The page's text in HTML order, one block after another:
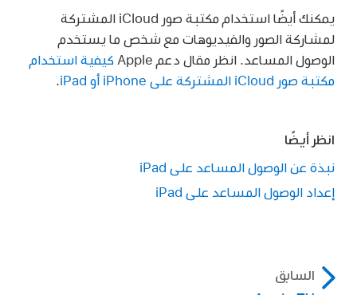
يمكنك أيضًا استخدام مكتبة صور iCloud المشتركة
لمشاركة الصور والفيديوهات مع شخص ما يستخدم
الوصول المساعد. انظر مقال دعم Apple
كيفية استخدام
مكتبة صور iCloud المشتركة على iPhone أو iPad
انظر أيضًا
نبذة عن الوصول المساعد على iPad
إعداد الوصول المساعد على iPad
السابق